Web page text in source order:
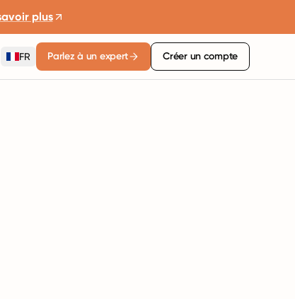
plus
FR Parlez à un expert Créer un compte